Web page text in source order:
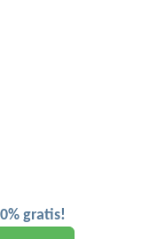
gratis!